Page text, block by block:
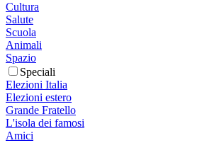
Cultura
Salute
Scuola
Animali
Spazio
Speciali
Elezioni Italia
Elezioni estero
Grande Fratello
L'isola dei famosi
Amici